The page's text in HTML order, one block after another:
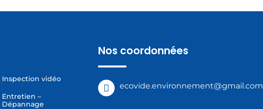
Inspection vidéo
Entretien –
Dépannage
Nos coordonnées
ecovide.environnement@gmail.com